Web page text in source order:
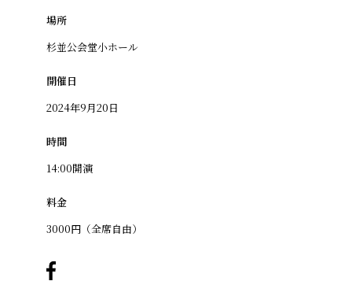
場所
杉並公会堂小ホール
開催日
2024年9月20日
時間
14:00開演
料金
3000円（全席自由）